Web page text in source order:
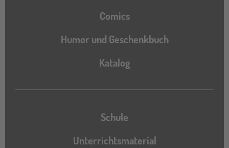
Comics
Humor und Geschenkbuch
Katalog
Katalog
Schule
Unterrichtsmaterial